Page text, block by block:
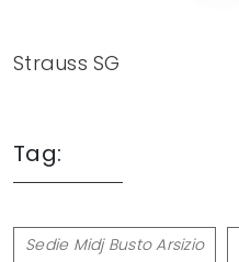
Strauss SG
Tag:
Sedie Midj Busto Arsizio